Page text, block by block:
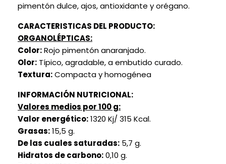
pimentón dulce, ajos, antioxidante y orégano.
CARACTERISTICAS DEL PRODUCTO:
ORGANOLÉPTICAS:
Color:Rojo pimentón anaranjado.
Olor: Típico, agradable, a embutido curado.
Textura:Compacta y homogénea
INFORMACIÓN NUTRICIONAL:
Valores medios por 100 g:
Valor energético:1320 Kj/ 315 Kcal.
Grasas:15,5 g.
De las cuales saturadas: 5,7 g.
Hidratos de carbono:0,10 g.